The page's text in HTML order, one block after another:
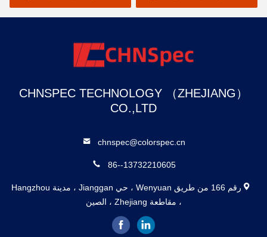
قياسي
CHNSPEC TECHNOLOGY （ZHEJIANG）
CO.,LTD
chnspec@colorspec.cn
86--13732210605
رقم 166 من طريق Wenyuan ، حي Jianggan ، مدينة Hangzhou
، مقاطعة Zhejiang ، الصين